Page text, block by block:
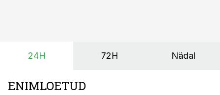
24H 72H Nädal
ENIMLOETUD